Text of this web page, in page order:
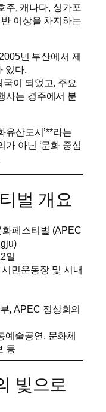
주, 캐나다, 싱가포
이상을 차지하는
년 부산에서 제
있다.
이 되었고, 주요
사는 경주에서 분
유산도시’**라는
가 아닌 ‘문화 중심
벌 개요
페스티벌 (APEC
일
민운동장 및 시내
, APEC 정상회의
예술공연, 문화체
등
빛으로